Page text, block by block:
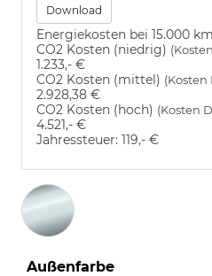
Download
Energiekosten bei 15.000
CO2 Kosten (niedrig)
1.233,- €
CO2 Kosten (mittel) (Kosten
2.928,38 €
CO2 Kosten (hoch) (Kosten
4.521,- €
Jahressteuer: 119,- €
Außenfarbe